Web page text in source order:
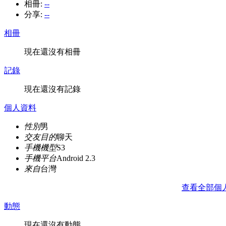
相冊: --
分享: --
相冊
現在還沒有相冊
記錄
現在還沒有記錄
個人資料
性別男
交友目的聊天
手機機型S3
手機平台Android 2.3
來自台灣
查看全部個
動態